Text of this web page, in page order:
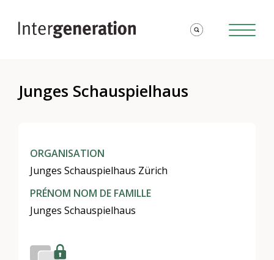
Junges Schauspielhaus
ORGANISATION
Junges Schauspielhaus Zürich
PRÉNOM NOM DE FAMILLE
Junges Schauspielhaus